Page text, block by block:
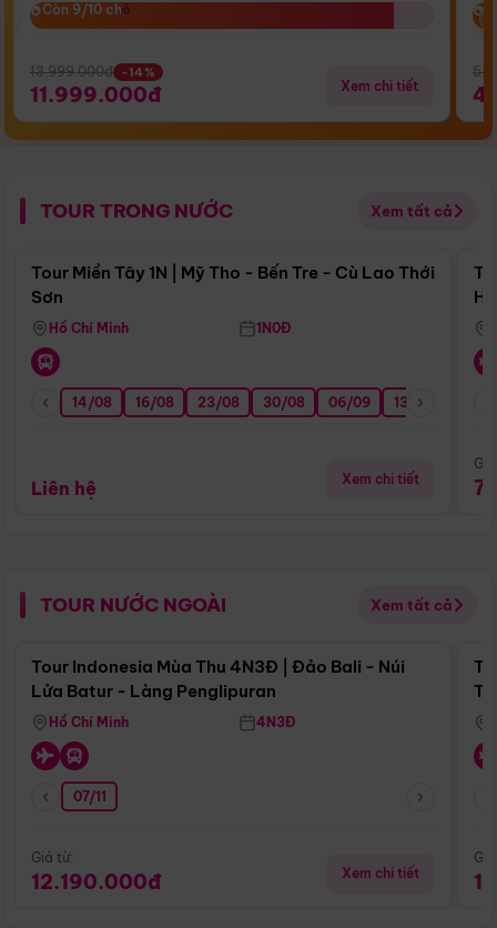
Còn 9/10 chỗ
Còn 9/10 chỗ
13.999.000đ -14%
11.999.000đ Xem chi tiết
TOUR TRONG NƯỚC Xem tất cả
Điểm nổi bật
Tour Miền Tây 1N | Mỹ Tho - Bến Tre - Cù Lao Thới
Sơn
Hồ Chí Minh 1N0Đ
14/08 16/08 23/08 30/08 06/09 13/09
Liên hệ Xem chi tiết
TOUR NƯỚC NGOÀI Xem tất cả
Điểm nổi bật
Tour Indonesia Mùa Thu 4N3Đ | Đảo Bali - Núi
Lửa Batur - Làng Penglipuran
Hồ Chí Minh 4N3Đ
07/11
Giá từ:
12.190.000đ Xem chi tiết